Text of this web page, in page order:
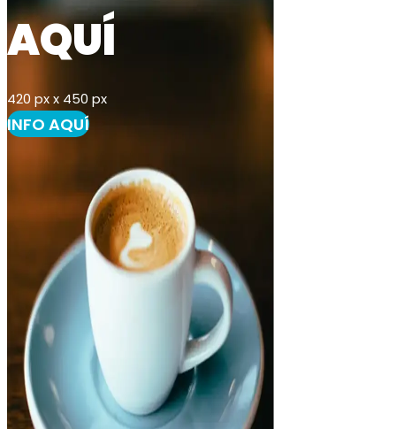
AQUÍ
420 px x 450 px
INFO AQUÍ